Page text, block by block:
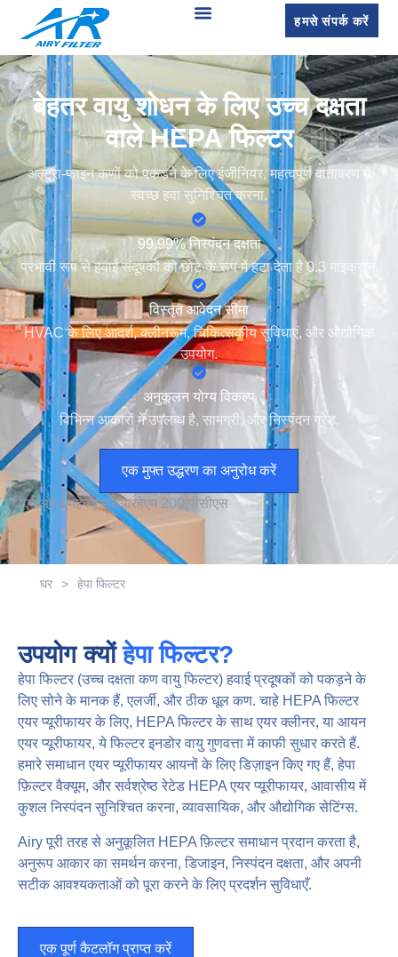
हमसे संपर्क करें
बेहतर वायु शोधन के लिए उच्च दक्षता
वाले HEPA फिल्टर
अल्ट्रा-फाइन कणों को पकड़ने के लिए इंजीनियर, महत्वपूर्ण वातावरण में
स्वच्छ हवा सुनिश्चित करना.
99.99% निस्पंदन दक्षता
प्रभावी रूप से हवाई संदूषकों को छोटे के रूप में हटा देता है 0.3 माइक्रोन.
विस्तृत आवेदन सीमा
HVAC के लिए आदर्श, क्लीनरूम, चिकित्सकीय सुविधाएं, और औद्योगिक
उपयोग.
अनुकूलन योग्य विकल्प
विभिन्न आकारों में उपलब्ध है, सामग्री, और निस्पंदन ग्रेड.
एक मुफ्त उद्धरण का अनुरोध करें
*एलओव एमहेक्यू एफआरहेएम 200 पीसीएस
घर > हेपा फिल्टर
उपयोग क्योंहेपा फिल्टर?
हेपा फिल्टर (उच्च दक्षता कण वायु फिल्टर) हवाई प्रदूषकों को पकड़ने के
लिए सोने के मानक हैं, एलर्जी, और ठीक धूल कण. चाहे HEPA फिल्टर
एयर प्यूरीफायर के लिए, HEPA फिल्टर के साथ एयर क्लीनर, या आयन
एयर प्यूरीफायर, ये फिल्टर इनडोर वायु गुणवत्ता में काफी सुधार करते हैं.
हमारे समाधान एयर प्यूरीफायर आयनों के लिए डिज़ाइन किए गए हैं, हेपा
फ़िल्टर वैक्यूम, और सर्वश्रेष्ठ रेटेड HEPA एयर प्यूरीफायर, आवासीय में
कुशल निस्पंदन सुनिश्चित करना, व्यावसायिक, और औद्योगिक सेटिंग्स.
Airy पूरी तरह से अनुकूलित HEPA फ़िल्टर समाधान प्रदान करता है,
अनुरूप आकार का समर्थन करना, डिजाइन, निस्पंदन दक्षता, और अपनी
सटीक आवश्यकताओं को पूरा करने के लिए प्रदर्शन सुविधाएँ.
एक पूर्ण कैटलॉग प्राप्त करें